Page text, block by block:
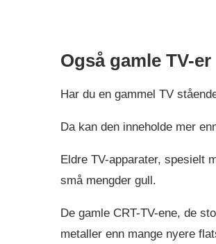
Også gamle TV-
Har du en gammel TV
Da kan den inneholde mer
Eldre TV-apparater, spesielt
små mengder gull.
De gamle CRT-TV-ene, de
metaller enn mange nyere